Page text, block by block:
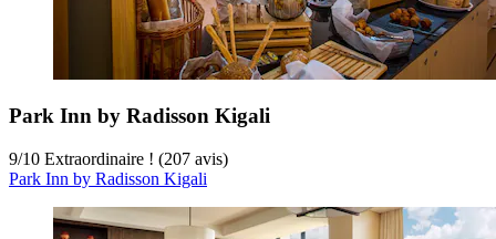
Park Inn by Radisson Kigali
9/10 Extraordinaire ! (207 avis)
Park Inn by Radisson Kigali